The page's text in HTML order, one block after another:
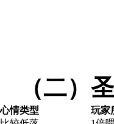
（二）
心情类型
玩家